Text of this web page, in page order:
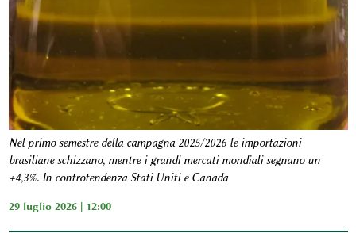
Nel primo semestre della campagna 2025/2026 le importazioni
brasiliane schizzano, mentre i grandi mercati mondiali segnano un
+4,3%. In controtendenza Stati Uniti e Canada
29 luglio 2026 | 12:00